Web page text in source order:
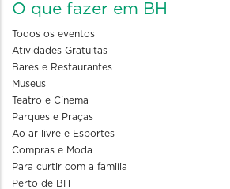
O que fazer em BH
Todos os eventos
Atividades Gratuitas
Bares e Restaurantes
Museus
Teatro e Cinema
Parques e Praças
Ao ar livre e Esportes
Compras e Moda
Para curtir com a familia
Perto de BH